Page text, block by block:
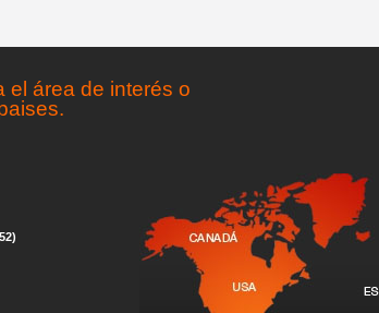
el área de interés o